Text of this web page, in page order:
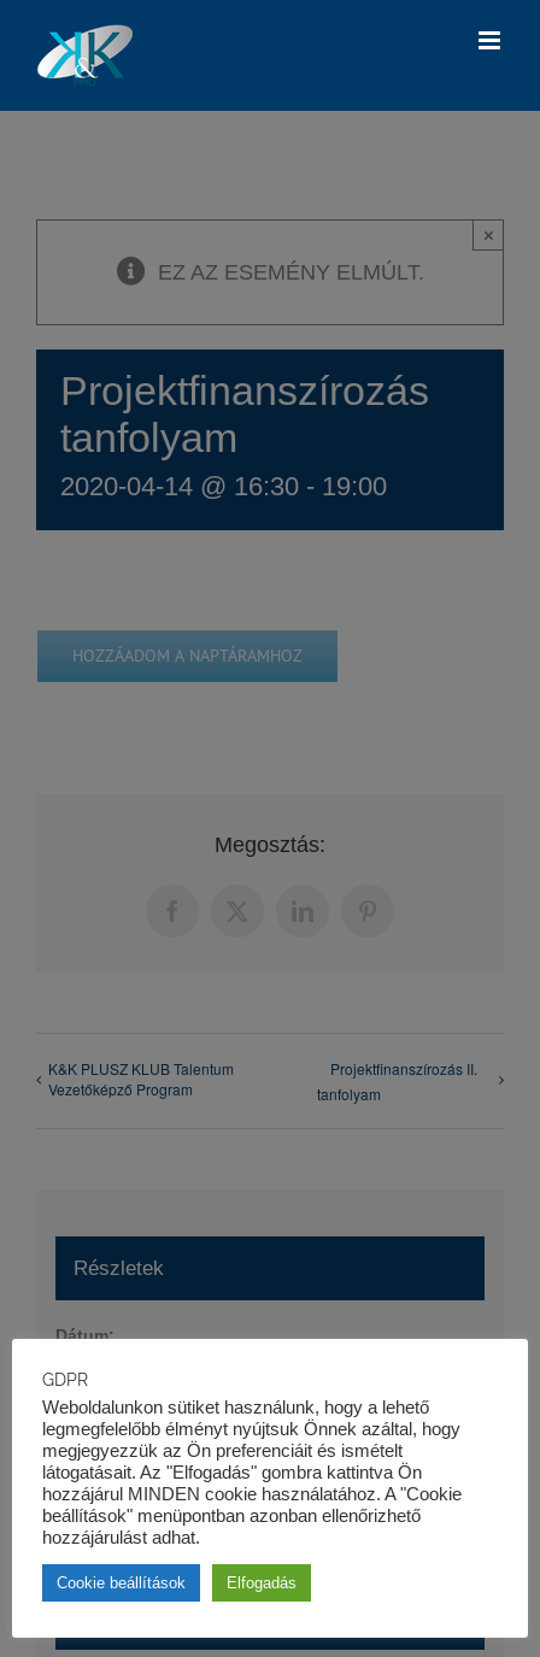
EZ AZ ESEMÉNY ELMÚLT.
×
Projektfinanszírozás
tanfolyam
2020-04-14 @ 16:30 - 19:00
HOZZÁADOM A NAPTÁRAMHOZ
Megosztás:
K&K PLUSZ KLUB Talentum
Vezetőképző Program
Projektfinanszírozás II.
tanfolyam
Részletek
Dátum:
2020-04-14
Időpont:
16:30 - 19:00
Esemény kategória:
Szaktanfolyamok
GDPR
Weboldalunkon sütiket használunk, hogy a lehető
legmegfelelőbb élményt nyújtsuk Önnek azáltal, hogy
megjegyezzük az Ön preferenciáit és ismételt
látogatásait. Az "Elfogadás" gombra kattintva Ön
hozzájárul MINDEN cookie használatához. A "Cookie
beállítások" menüpontban azonban ellenőrizhető
hozzájárulást adhat.
Cookie beállítások Elfogadás